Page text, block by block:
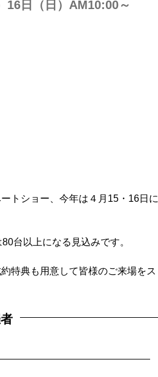
ログイン
16日（日）AM10:00～
トショー、今年は４月15・16日に
台以上になる見込みです。
特典も用意して皆様のご来場をス